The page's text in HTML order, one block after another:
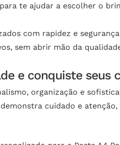
te ajudar a escolher o
com rapidez e
sem abrir mão da
e conquiste seus
organização e
cuidado e